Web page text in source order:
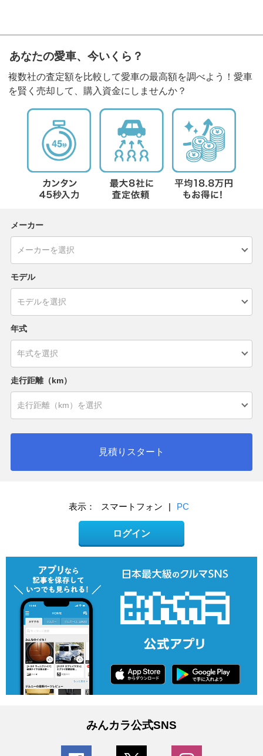
あなたの愛車、今いくら？
複数社の査定額を比較して愛車の最高額を調べよう！愛車
を賢く売却して、購入資金にしませんか？
メーカー
モデル
年式
走行距離（km）
見積りスタート
表示： スマートフォン | PC
ログイン
みんカラ公式SNS